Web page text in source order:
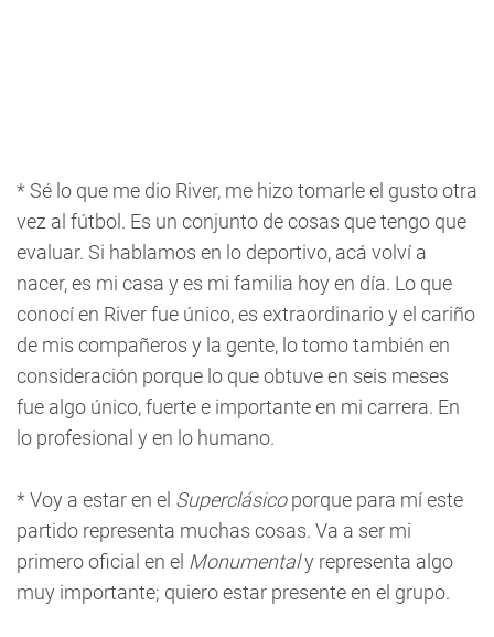
* Sé lo que me dio River, me hizo tomarle el gusto otra
vez al fútbol. Es un conjunto de cosas que tengo que
evaluar. Si hablamos en lo deportivo, acá volví a
nacer, es mi casa y es mi familia hoy en día. Lo que
conocí en River fue único, es extraordinario y el cariño
de mis compañeros y la gente, lo tomo también en
consideración porque lo que obtuve en seis meses
fue algo único, fuerte e importante en mi carrera. En
lo profesional y en lo humano.
* Voy a estar en el Superclásicoporque para mí este
partido representa muchas cosas. Va a ser mi
primero oficial en el Monumentaly representa algo
muy importante; quiero estar presente en el grupo.